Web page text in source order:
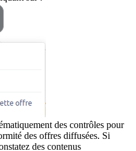
des contrôles pour
des offres diffusées. Si
des contenus